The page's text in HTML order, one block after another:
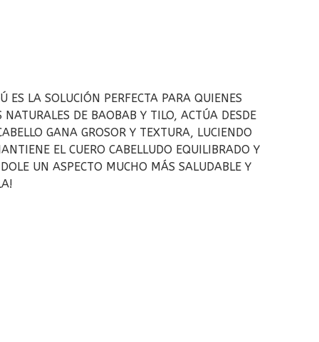
LA SOLUCIÓN PERFECTA PARA QUIENES
DE BAOBAB Y TILO, ACTÚA DESDE
GANA GROSOR Y TEXTURA, LUCIENDO
EL CUERO CABELLUDO EQUILIBRADO Y
UN ASPECTO MUCHO MÁS SALUDABLE Y